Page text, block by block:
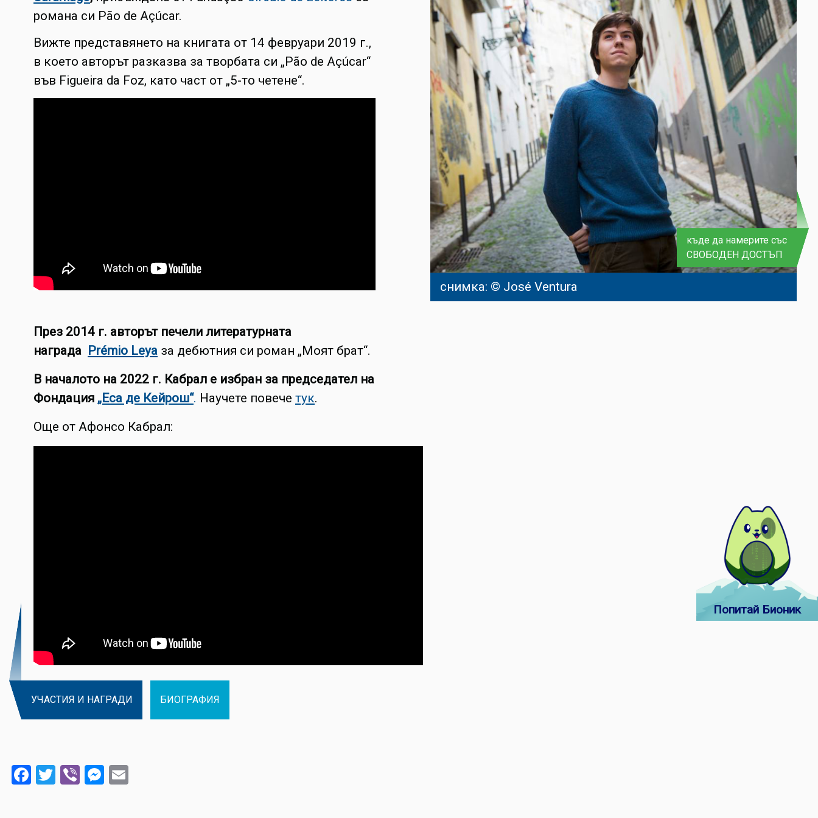
романа си Pão de Açúcar.
Вижте представянето на книгата от 14 февруари 2019 г.,
в което авторът разказва за творбата си „Pão de Açúcar“
във Figueira da Foz, като част от „5-то четене“.
През 2014 г. авторът печели литературната
награда Prémio Leya за дебютния си роман „Моят брат“.
В началото на 2022 г. Кабрал е избран за председател на
Фондация „Еса де Кейрош“. Научете повече тук.
Още от Афонсо Кабрал:
УЧАСТИЯ И НАГРАДИ БИОГРАФИЯ
снимка: © José Ventura
къде да намерите със
СВОБОДЕН ДОСТЪП
Facebook
Twitter
ViberMessenger
Попитай Бионик